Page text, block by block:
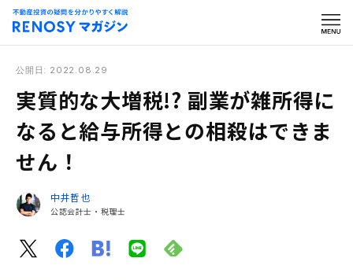
公開日: 2022.08.29
実質的な大増税!? 副業が雑所得に
なると給与所得との相殺はできま
せん！
中井哲也
公認会計士・税理士